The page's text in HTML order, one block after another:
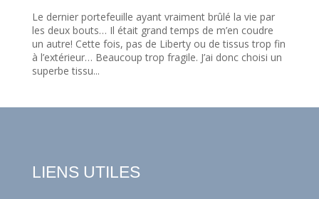
Le dernier portefeuille ayant vraiment brûlé la vie par
les deux bouts… Il était grand temps de m’en coudre
un autre! Cette fois, pas de Liberty ou de tissus trop fin
à l’extérieur… Beaucoup trop fragile. J’ai donc choisi un
superbe tissu...
LIENS UTILES